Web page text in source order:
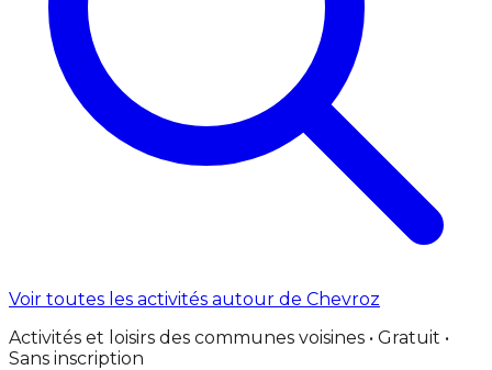
Voir toutes les activités autour de Chevroz
Activités et loisirs des communes voisines • Gratuit •
Sans inscription